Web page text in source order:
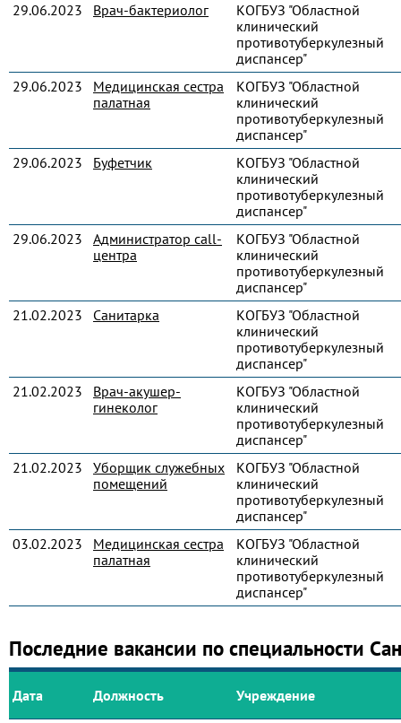
29.06.2023 Врач-бактериолог
КОГБУЗ "Областной
клинический
противотуберкулезный
диспансер"
29.06.2023
Медицинская сестра
палатная
КОГБУЗ "Областной
клинический
противотуберкулезный
диспансер"
29.06.2023
Буфетчик
КОГБУЗ "Областной
клинический
противотуберкулезный
диспансер"
29.06.2023
Администратор call-
центра
КОГБУЗ "Областной
клинический
противотуберкулезный
диспансер"
21.02.2023
Санитарка
КОГБУЗ "Областной
клинический
противотуберкулезный
диспансер"
21.02.2023
Врач-акушер-
гинеколог
КОГБУЗ "Областной
клинический
противотуберкулезный
диспансер"
21.02.2023
Уборщик служебных
помещений
КОГБУЗ "Областной
клинический
противотуберкулезный
диспансер"
03.02.2023
Медицинская сестра
палатная
КОГБУЗ "Областной
клинический
противотуберкулезный
диспансер"
Последние вакансии по специальности
Дата Должность Учреждение